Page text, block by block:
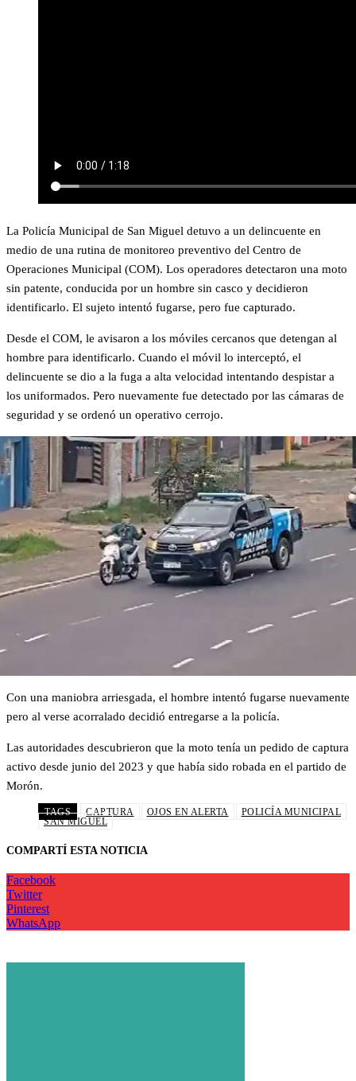
La Policía Municipal de San Miguel detuvo a un delincuente en
medio de una rutina de monitoreo preventivo del Centro de
Operaciones Municipal (COM). Los operadores detectaron una moto
sin patente, conducida por un hombre sin casco y decidieron
identificarlo. El sujeto intentó fugarse, pero fue capturado.
Desde el COM, le avisaron a los móviles cercanos que detengan al
hombre para identificarlo. Cuando el móvil lo interceptó, el
delincuente se dio a la fuga a alta velocidad intentando despistar a
los uniformados. Pero nuevamente fue detectado por las cámaras de
seguridad y se ordenó un operativo cerrojo.
Con una maniobra arriesgada, el hombre intentó fugarse nuevamente
pero al verse acorralado decidió entregarse a la policía.
Las autoridades descubrieron que la moto tenía un pedido de captura
activo desde junio del 2023 y que había sido robada en el partido de
Morón.
TAGS CAPTURA OJOS EN ALERTA
POLICÍA MUNICIPAL
SAN MIGUEL
COMPARTÍ ESTA NOTICIA
Facebook
Twitter
Pinterest
WhatsApp